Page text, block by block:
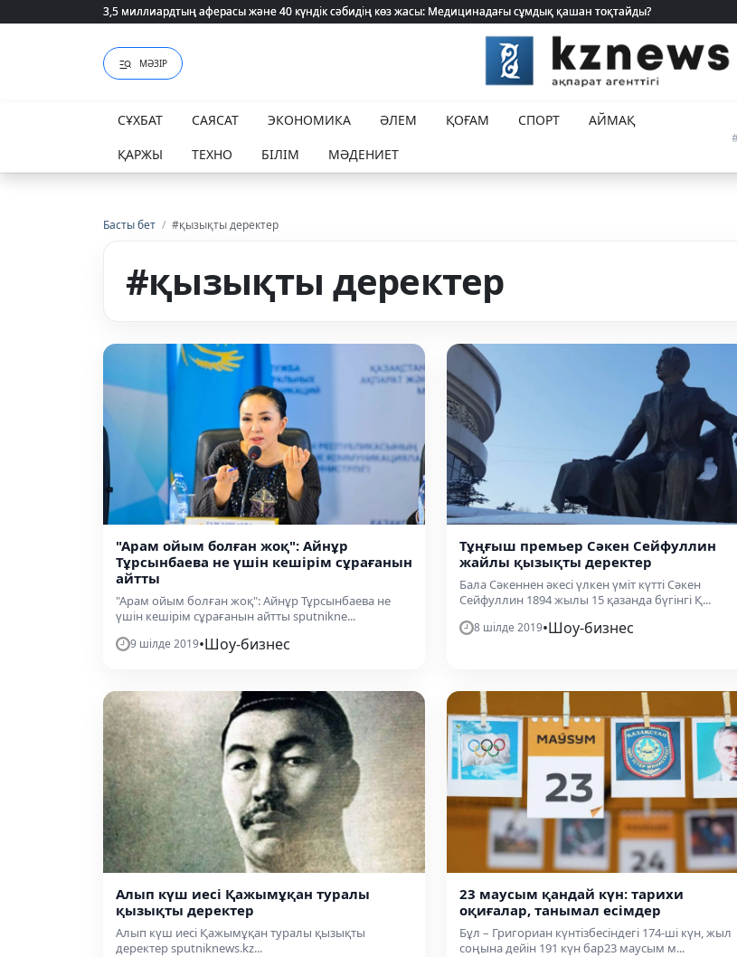
75 мың білім гранты кімдерге бұйырады?
МӘЗІР
СҰХБАТ САЯСАТ ЭКОНОМИКА ӘЛЕМ ҚОҒАМ СПОРТ
АЙМАҚ
ҚАРЖЫ
ТЕХНО БІЛІМ МӘДЕНИЕТ
Басты бет / #қызықты деректер
#қызықты деректер
"Арам ойым болған жоқ": Айнұр
Тұрсынбаева не үшін кешірім сұрағанын
айтты
"Арам ойым болған жоқ": Айнұр Тұрсынбаева не
үшін кешірім сұрағанын айтты sputnikne...
9 шілде 2019•Шоу-бизнес
Тұңғыш премьер Сәкен Сейфуллин
жайлы қызықты деректер
Бала Сәкеннен әкесі үлкен үміт күтті Сәкен
Сейфуллин 1894 жылы 15 қазанда бүгінгі Қ...
8 шілде 2019•Шоу-бизнес
Алып күш иесі Қажымұқан туралы
қызықты деректер
Алып күш иесі Қажымұқан туралы қызықты
деректер sputniknews.kz...
23 маусым қандай күн: тарихи
оқиғалар, танымал есімдер
Бұл – Григориан күнтізбесіндегі 174-ші күн, жыл
соңына дейін 191 күн бар23 маусым м...